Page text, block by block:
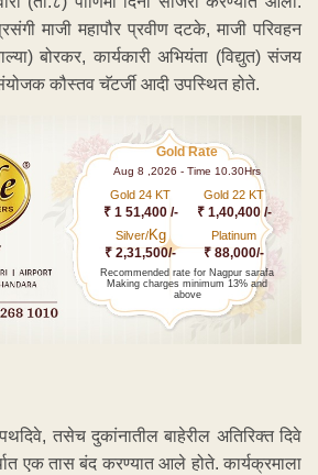
माजी महापौर प्रवीण दटके, माजी परिवहन
बोरकर, कार्यकारी अभियंता (विद्युत) संजय
कौस्तव चॅटर्जी आदी उपस्थित होते.
Gold Rate
Aug 8 ,2026 - Time 10.30Hrs
Gold 24 KT
₹ 1 51,400 /-
Gold 22 KT
₹ 1,40,400 /-
Silver/Kg
₹ 2,31,500/-
Platinum
₹ 88,000/-
Recommended rate for Nagpur sarafa
Making charges minimum 13% and
above
तसेच दुकांनातील बाहेरील अतिरिक्त दिवे
एक तास बंद करण्यात आले होते. कार्यक्रमाला